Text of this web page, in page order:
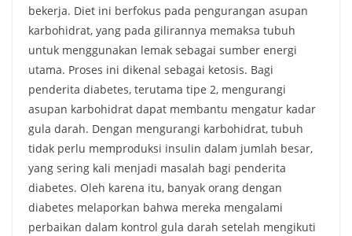
bekerja. Diet ini berfokus pada pengurangan asupan
karbohidrat, yang pada gilirannya memaksa tubuh
untuk menggunakan lemak sebagai sumber energi
utama. Proses ini dikenal sebagai ketosis. Bagi
penderita diabetes, terutama tipe 2, mengurangi
asupan karbohidrat dapat membantu mengatur kadar
gula darah. Dengan mengurangi karbohidrat, tubuh
tidak perlu memproduksi insulin dalam jumlah besar,
yang sering kali menjadi masalah bagi penderita
diabetes. Oleh karena itu, banyak orang dengan
diabetes melaporkan bahwa mereka mengalami
perbaikan dalam kontrol gula darah setelah mengikuti